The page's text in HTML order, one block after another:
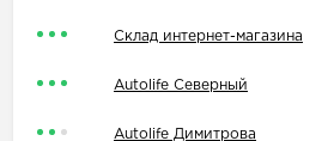
Склад интернет-магазина
Autolife Северный
Autolife Димитрова